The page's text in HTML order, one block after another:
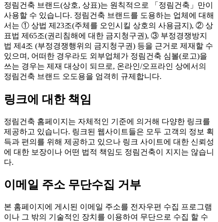
정림건축 브랜드(상호, 상표)는 원칙적으로 「정림건축」만이
사용할 수 있습니다. 정림건축 브랜드를 도용하는 업체에 대해
서는 ① 상법 제23조(주체를 오인시킬 상호의 사용금지), ② 상
표법 제65조(권리침해에 대한 금지청구권), ③ 부정경쟁방지
법 제4조 (부정경쟁행위의 금지청구권) 등을 근거로 제재할 수
있으며, 어떠한 경우라도 외부업체가 정림건축 심볼(로고)을
쓰는 경우는 제재 대상이 되므로, 온라인/오프라인 상에서의
정림건축 브랜드 오도용을 엄격히 규제합니다.
링크에 대한 책임
정림건축 홈페이지는 자체적인 기준에 의거해 다양한 링크를
제공하고 있습니다. 링크된 웹사이트들은 모두 고객의 정보 획
득과 편의를 위해 제공하고 있으나 링크 사이트에 대한 신뢰성
에 대한 보장이나 어떤 법적 책임도 정림건축이 지지는 않습니
다.
이메일 주소 무단수집 거부
본 홈페이지에 게시된 이메일 주소를 전자우편 수집 프로그램
이나 그 밖의 기술적인 장치를 이용하여 무단으로 수집 할 수